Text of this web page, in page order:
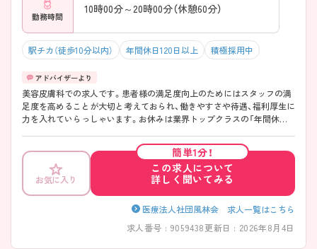
勤務時間
10時00分～20時00分（休憩60分）
駅チカ（徒歩10分以内） 年間休日120日以上 積極採用中
美容皮膚科での求人です。患者様の満足度向上のためにはスタッフの満
足度を高めることが大切と考えておられ、働きやすさや待遇、福利厚生に
力を入れていらっしゃいます。お休みは業界トップクラスの「年間休日
できます！職員割引で点滴や注射等が受けられるなど嬉しい福利厚生も
あります☆また、美容未経験でのご応募も可能で、約9割の看護師様が美
容未経験からご入職されています。手厚い教育体制で安心してご就業い
ただけます。ご興味のある方には、面接対策ポイントなど、さらに詳細を
ご案内しますのでお気軽にご相談ください！
お気に入り
簡単1分！
この求人について
詳しく聞いてみる
医療法人社団風林会 求人一覧はこちら
求人番号 : 9059438更新日 : 2026年8月4日